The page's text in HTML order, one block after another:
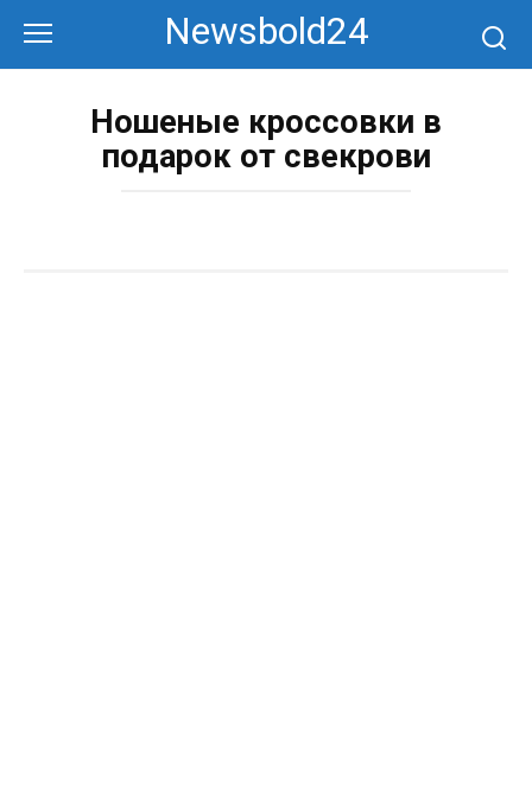
контенту
Newsbold24
Ношеные кроссовки в
подарок от свекрови